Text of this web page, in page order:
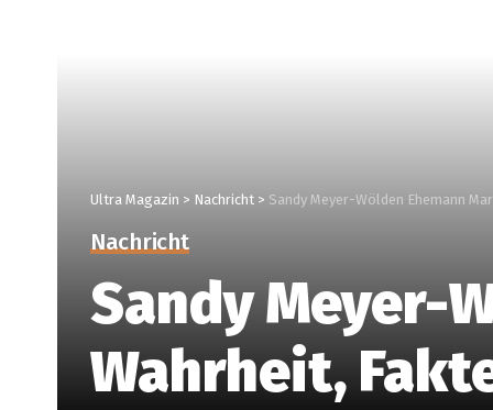
Ultra Magazin > Nachricht > Sandy Meyer-Wölden Ehemann
Nachricht
Sandy Meyer-
Wahrheit,